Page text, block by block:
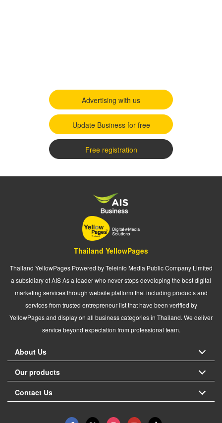
Advertising with us
Update Business for free
Free registration
Thailand YellowPages
Thailand YellowPages Powered by Teleinfo Media Public Company Limited
a subsidiary of AIS As a leader who never stops developing the best digital
marketing services through website platform that including products and
services from trusted entrepreneur list that have been verified by
YellowPages and display on all business categories in Thailand. We deliver
service beyond expectation from professional team.
About Us
Our products
Contact Us